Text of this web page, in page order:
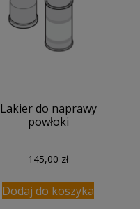
Lakier do naprawy
powłoki
145,00 zł
Dodaj do koszyka